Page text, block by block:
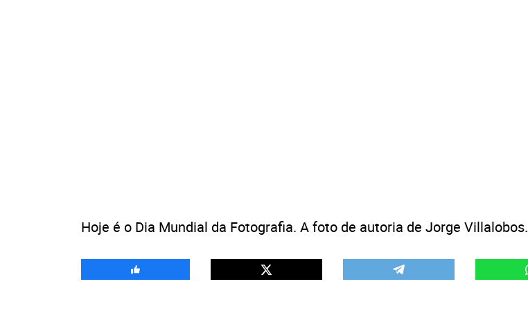
Hoje é o Dia Mundial da Fotografia. A foto de autoria de Jorge Villalobos.